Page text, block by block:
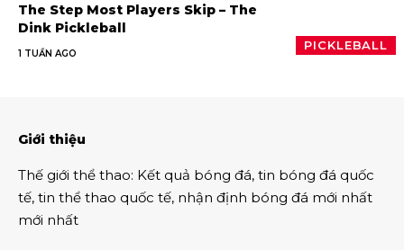
PICKLEBALL
The Step Most Players Skip – The
Dink Pickleball
1 TUẦN AGO
Giới thiệu
Thế giới thể thao: Kết quả bóng đá, tin bóng đá quốc
tế, tin thể thao quốc tế, nhận định bóng đá mới nhất
mới nhất